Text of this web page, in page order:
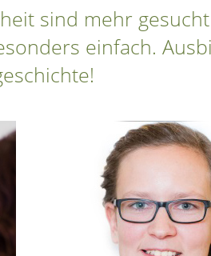
sind mehr
einfach.